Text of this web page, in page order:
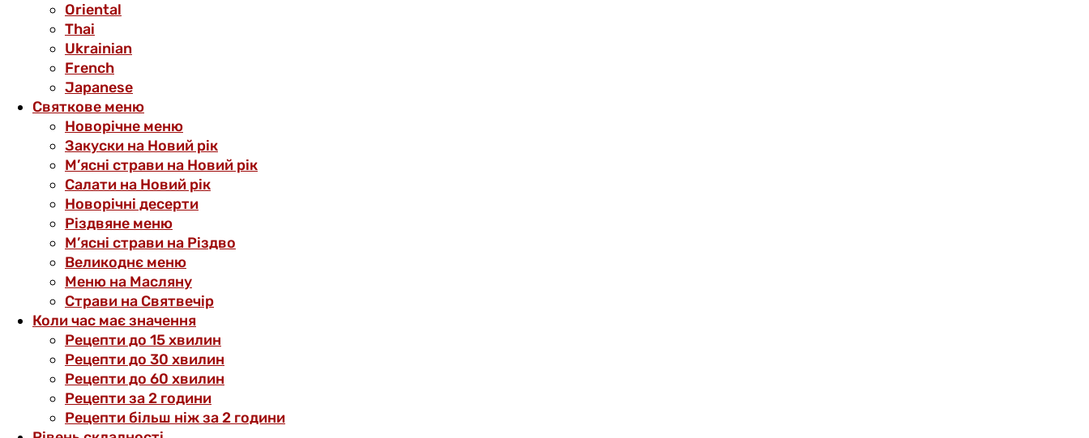
Oriental
Thai
Ukrainian
French
Japanese
Святкове меню
Новорічне меню
Закуски на Новий рік
М’ясні страви на Новий рік
Салати на Новий рік
Новорічні десерти
Різдвяне меню
М’ясні страви на Різдво
Великоднє меню
Меню на Масляну
Страви на Святвечір
Коли час має значення
Рецепти до 15 хвилин
Рецепти до 30 хвилин
Рецепти до 60 хвилин
Рецепти за 2 години
Рецепти більш ніж за 2 години